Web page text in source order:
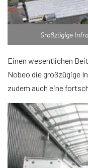
Großzügige
Einen wesentlichen
Nobeo die großzügige
zudem auch eine